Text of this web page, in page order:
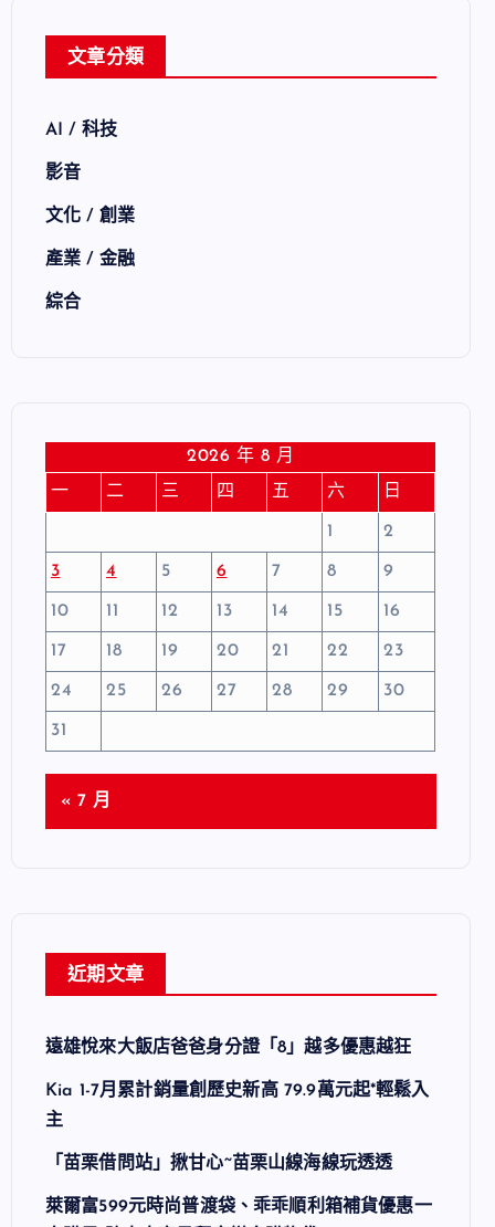
文章分類
AI / 科技
影音
文化 / 創業
產業 / 金融
綜合
2026 年 8 月
一
二 三 四 五 六 日
1 2
3 4 5 6 7 8 9
10 11 12 13 14 15 16
17 18 19 20 21 22 23
24 25 26 27 28 29 30
31
« 7 月
近期文章
遠雄悅來大飯店爸爸身分證「8」越多優惠越狂
Kia 1-7月累計銷量創歷史新高 79.9萬元起*輕鬆入
主
「苗栗借問站」揪甘心~苗栗山線海線玩透透
萊爾富599元時尚普渡袋、乖乖順利箱補貨優惠一